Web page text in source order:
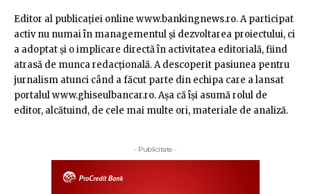
Editor al publicaţiei online www.bankingnews.ro. A participat
activ nu numai în managementul şi dezvoltarea proiectului, ci
a adoptat şi o implicare directă în activitatea editorială, fiind
atrasă de munca redacţională. A descoperit pasiunea pentru
jurnalism atunci când a făcut parte din echipa care a lansat
portalul www.ghiseulbancar.ro. Așa că îşi asumă rolul de
editor, alcătuind, de cele mai multe ori, materiale de analiză.
- Publicitate -